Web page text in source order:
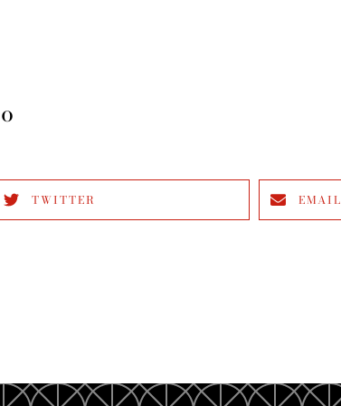
TWITTER EMAIL